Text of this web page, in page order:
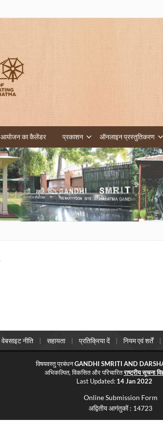
आयोजन का कैलेंडर प्रकाशन ऑनलाइन प्रस्तुतिकरण
वेबसाइट नीति सहायता प्रतिक्रिया दें नियम एवं शर्तें
विषयवस्तु प्रबंधनGANDHI SMRITI AND
अभिकल्पित, विकसित और परिचारितराष्ट्रीय सूचना
Last Updated: 14 Jan 2022
Online Submission Form
अद्वितीय आगंतुकों : 14723